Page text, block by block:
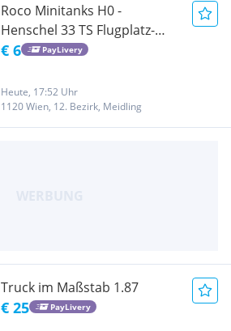
Roco Minitanks H0 -
Henschel 33 TS Flugplatz-
Tankspritze mit Anhänger
€ 6 PayLivery
Heute, 17:52 Uhr
1120 Wien, 12. Bezirk, Meidling
Truck im Maßstab 1.87
€ 25 PayLivery